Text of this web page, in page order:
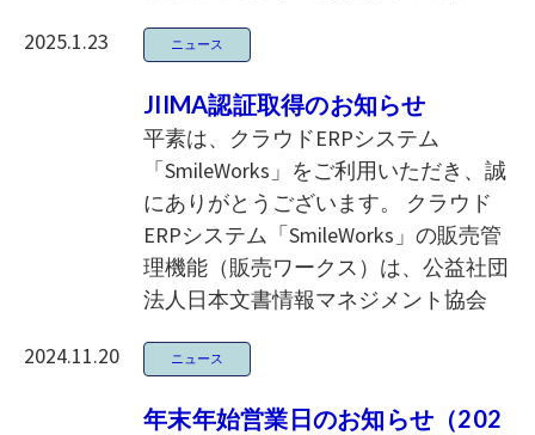
2025.1.23 ニュース
JIIMA認証取得のお知らせ
平素は、クラウドERPシステム
「SmileWorks」をご利用いただき、誠
にありがとうございます。 クラウド
ERPシステム「SmileWorks」の販売管
理機能（販売ワークス）は、公益社団
法人日本文書情報マネジメント協会
2024.11.20 ニュース
年末年始営業日のお知らせ（202